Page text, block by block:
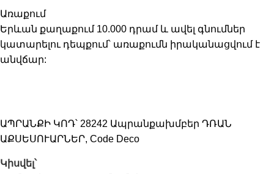
Առաքում
Երևան քաղաքում 10.000 դրամ և ավել գնումներ
կատարելու դեպքում՝ առաքումն իրականացվում է
անվճար:
ԱՊՐԱՆՔԻ ԿՈԴ՝ 28242 Ապրանքախմբեր ԴՌԱՆ
ԱՔՍԵՍՈՒԱՐՆԵՐ, Code Deco
Կիսվել՝